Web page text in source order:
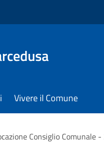
Vivere il Comune
Consiglio